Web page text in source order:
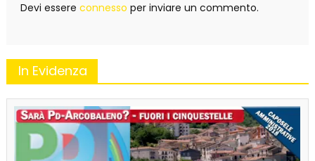
Devi essere connesso per inviare un commento.
In Evidenza